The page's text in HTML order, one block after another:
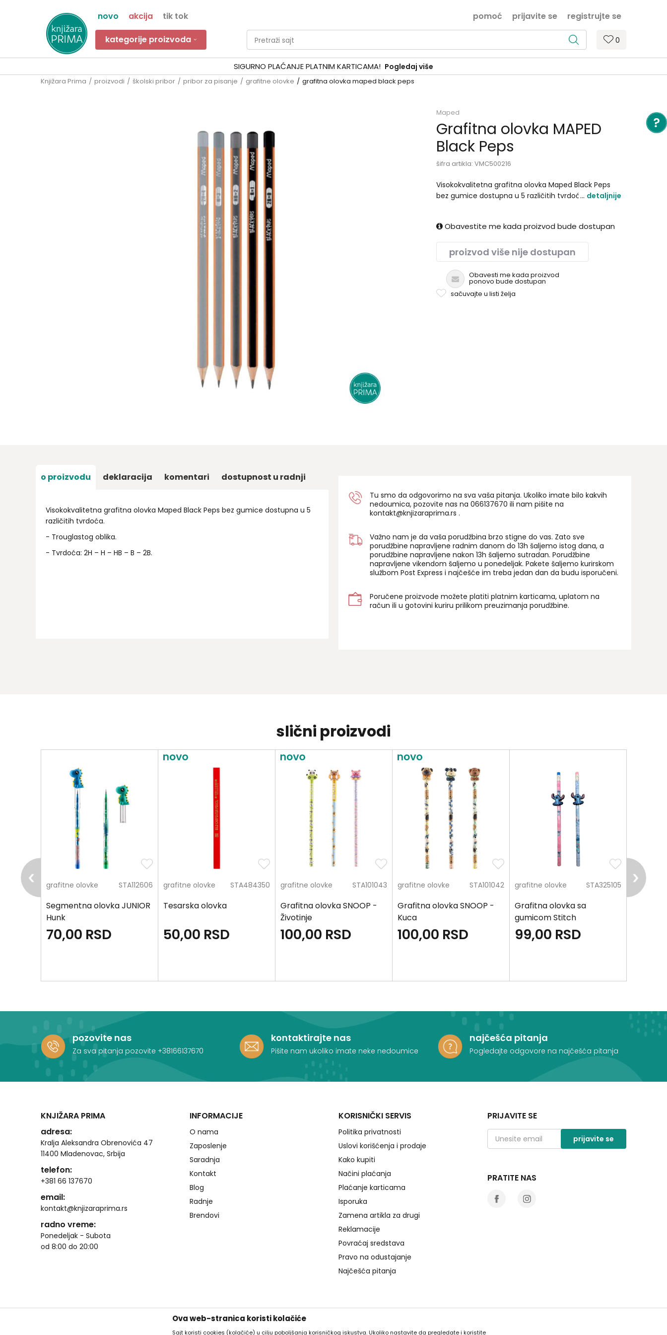
novo akcija tik tok prijavite se registrujte se
pomoć
kategorije proizvoda 0
Pretraži sajt
SIGURNO PLAĆANJE PLATNIM KARTICAMA! Pogledaj više
Knjižara Prima proizvodi školski pribor pribor za pisanje grafitne olovke grafitna olovka maped black peps
Maped
Grafitna olovka MAPED
Black Peps
šifra artikla: VMC500216
Visokokvalitetna grafitna olovka Maped Black Peps
bez gumice dostupna u 5 različitih tvrdoća..detaljnije
Obavestite me kada proizvod bude dostupan
proizvod više nije dostupan
Obavesti me kada proizvod
ponovo bude dostupan
sačuvajte u listi želja
o proizvodu deklaracija komentari dostupnost u radnji
Visokokvalitetna grafitna olovka Maped Black Peps bez gumice dostupna u 5
različitih tvrdoća.
- Trouglastog oblika.
- Tvrdoća: 2H – H – HB – B – 2B.
Tu smo da odgovorimo na sva vaša pitanja. Ukoliko imate bilo kakvih
nedoumica, pozovite nas na 066137670 ili nam pišite na
kontakt@knjizaraprima.rs .
Važno nam je da vaša porudžbina brzo stigne do vas. Zato sve
porudžbine napravljene radnim danom do 13h šaljemo istog dana, a
porudžbine napravljene nakon 13h šaljemo sutradan. Porudžbine
napravljene vikendom šaljemo u ponedeljak. Pakete šaljemo kurirskom
službom Post Express i najčešće im treba jedan dan da budu isporučeni.
Poručene proizvode možete platiti platnim karticama, uplatom na
račun ili u gotovini kuriru prilikom preuzimanja porudžbine.
slični proizvodi
STA130112 grafitne olovke STA112606
Segmentna olovka JUNIOR
Hunk
70,00 RSD
grafitne olovke STA484350
Tesarska olovka
50,00 RSD
grafitne olovke STA101043
Grafitna olovka SNOOP -
Životinje
100,00 RSD
grafitne olovke STA101042
Grafitna olovka SNOOP -
Kuca
100,00 RSD
grafitne olovke STA325105
Grafitna olovka sa
gumicom Stitch
99,00 RSD
grafitne
pozovite nas
Za sva pitanja pozovite +38166137670
kontaktirajte nas
Pišite nam ukoliko imate neke nedoumice
najčešća pitanja
Pogledajte odgovore na najčešća pitanja
KNJIŽARA PRIMA
adresa:
Kralja Aleksandra Obrenovića 47
11400 Mladenovac, Srbija
telefon:
+381 66 137670
email:
kontakt@knjizaraprima.rs
radno vreme:
Ponedeljak - Subota
od 8:00 do 20:00
INFORMACIJE
O nama
Zaposlenje
Saradnja
Kontakt
Blog
Radnje
Brendovi
KORISNIČKI SERVIS
Politika privatnosti
Uslovi korišćenja i prodaje
Kako kupiti
Načini plaćanja
Plaćanje karticama
Isporuka
Zamena artikla za drugi
Reklamacije
Povraćaj sredstava
Pravo na odustajanje
Najčešća pitanja
PRIJAVITE SE
prijavite se
PRATITE NAS
Ova web-stranica koristi kolačiće
Sajt koristi cookies (kolačiće) u cilju poboljšanja korisničkog iskustva. Ukoliko nastavite da pregledate i koristite